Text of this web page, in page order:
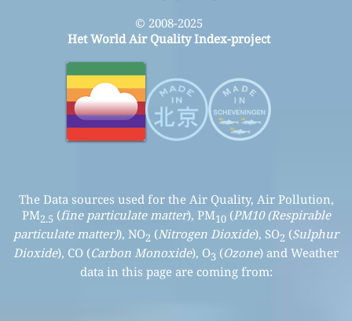
© 2008-2025
Het World Air Quality Index-project
The Data sources used for the Air Quality, Air Pollution,
PM2.5 (fine particulate matter), PM10(PM10 (Respirable
particulate matter)), NO2 (Nitrogen Dioxide), SO2 (Sulphur
Dioxide), CO (Carbon Monoxide), O3 (Ozone) and Weather
data in this page are coming from: